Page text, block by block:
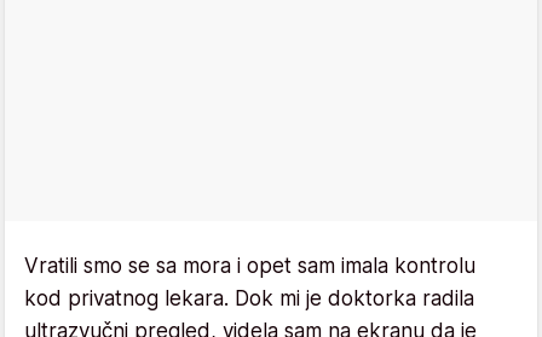
Vratili smo se sa mora i opet sam imala kontrolu
kod privatnog lekara. Dok mi je doktorka radila
ultrazvučni pregled, videla sam na ekranu da je